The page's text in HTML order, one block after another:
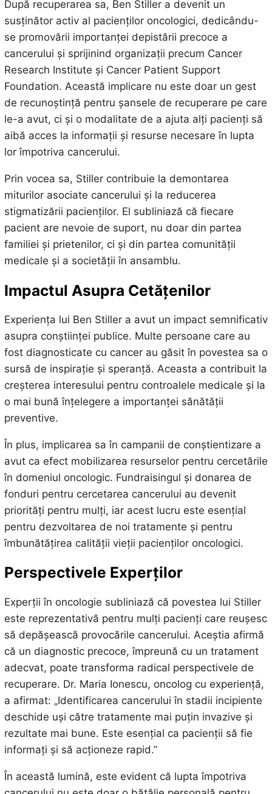
După recuperarea sa, Ben Stiller a devenit un
susținător activ al pacienților oncologici, dedicându-
se promovării importanței depistării precoce a
cancerului și sprijinind organizații precum Cancer
Research Institute și Cancer Patient Support
Foundation. Această implicare nu este doar un gest
de recunoștință pentru șansele de recuperare pe care
le-a avut, ci și o modalitate de a ajuta alți pacienți să
aibă acces la informații și resurse necesare în lupta
lor împotriva cancerului.
Prin vocea sa, Stiller contribuie la demontarea
miturilor asociate cancerului și la reducerea
stigmatizării pacienților. El subliniază că fiecare
pacient are nevoie de suport, nu doar din partea
familiei și prietenilor, ci și din partea comunității
medicale și a societății în ansamblu.
Impactul Asupra Cetățenilor
Experiența lui Ben Stiller a avut un impact semnificativ
asupra conștiinței publice. Multe persoane care au
fost diagnosticate cu cancer au găsit în povestea sa o
sursă de inspirație și speranță. Aceasta a contribuit la
creșterea interesului pentru controalele medicale și la
o mai bună înțelegere a importanței sănătății
preventive.
În plus, implicarea sa în campanii de conștientizare a
avut ca efect mobilizarea resurselor pentru cercetările
în domeniul oncologic. Fundraisingul și donarea de
fonduri pentru cercetarea cancerului au devenit
priorități pentru mulți, iar acest lucru este esențial
pentru dezvoltarea de noi tratamente și pentru
îmbunătățirea calității vieții pacienților oncologici.
Perspectivele Experților
Experții în oncologie subliniază că povestea lui Stiller
este reprezentativă pentru mulți pacienți care reușesc
să depășească provocările cancerului. Aceștia afirmă
că un diagnostic precoce, împreună cu un tratament
adecvat, poate transforma radical perspectivele de
recuperare. Dr. Maria Ionescu, oncolog cu experiență,
a afirmat: „Identificarea cancerului în stadii incipiente
deschide uși către tratamente mai puțin invazive și
rezultate mai bune. Este esențial ca pacienții să fie
informați și să acționeze rapid.”
În această lumină, este evident că lupta împotriva